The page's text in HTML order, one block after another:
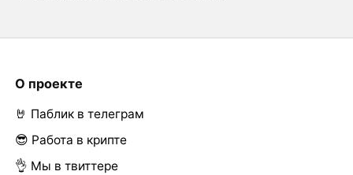
О проекте
🤘 Паблик в телеграм
😎 Работа в крипте
👌 Мы в твиттере